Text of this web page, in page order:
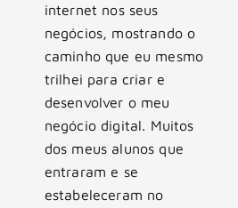
internet nos seus
negócios, mostrando o
caminho que eu mesmo
trilhei para criar e
desenvolver o meu
negócio digital. Muitos
dos meus alunos que
entraram e se
estabeleceram no